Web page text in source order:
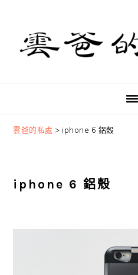
primary
navigation
content
primary
sidebar
雲爸的私處 > iphone 6 鋁殼
iphone 6 鋁殼